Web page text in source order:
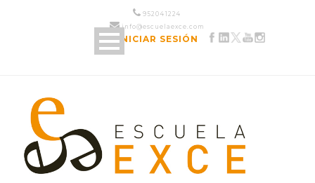
952 04 12 24
info@escuelaexce.com
INICIAR SESIÓN